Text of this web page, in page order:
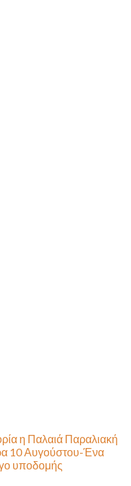
η Παλαιά Παραλιακή
10 Αυγούστου-Ένα
υποδομής